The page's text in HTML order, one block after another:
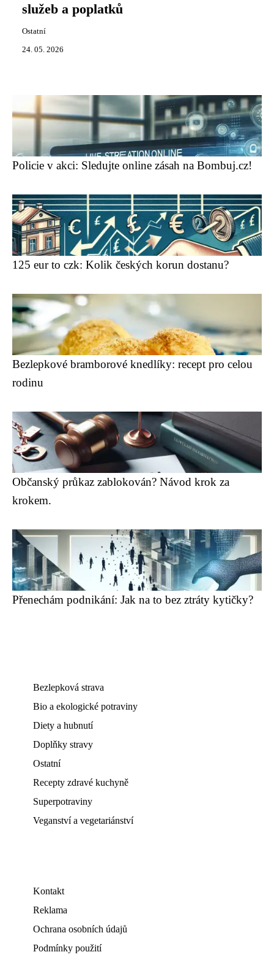
služeb a poplatků
Ostatní
24. 05. 2026
Policie v akci: Sledujte online zásah na Bombuj.cz!
125 eur to czk: Kolik českých korun dostanu?
Bezlepkové bramborové knedlíky: recept pro celou
rodinu
Občanský průkaz zablokován? Návod krok za
krokem.
Přenechám podnikání: Jak na to bez ztráty kytičky?
Bezlepková strava
Bio a ekologické potraviny
Diety a hubnutí
Doplňky stravy
Ostatní
Recepty zdravé kuchyně
Superpotraviny
Veganství a vegetariánství
Kontakt
Reklama
Ochrana osobních údajů
Podmínky použití